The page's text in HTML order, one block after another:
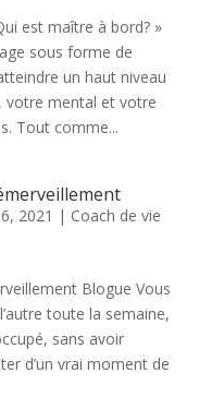
est maître à bord? »
sous forme de
un haut niveau
votre mental et votre
Tout comme...
2021 | Coach de vie
Blogue Vous
toute la semaine,
sans avoir
d’un vrai moment de